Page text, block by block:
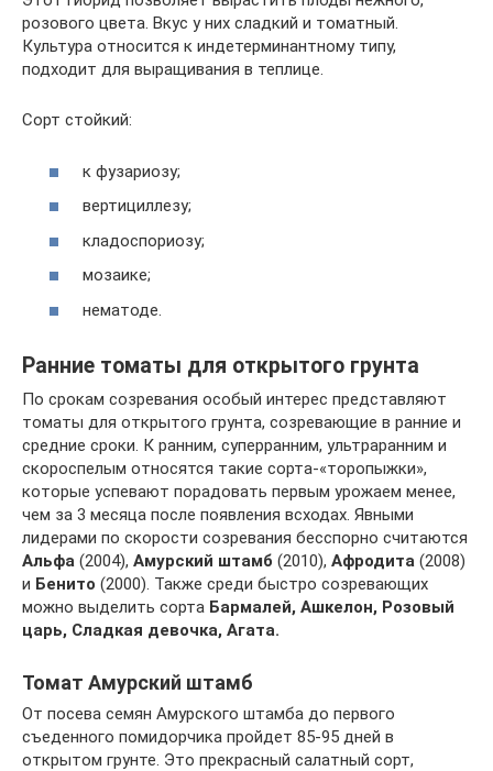
розового цвета. Вкус у них сладкий и томатный.
Культура относится к индетерминантному типу,
подходит для выращивания в теплице.
Сорт стойкий:
к фузариозу;
вертициллезу;
кладоспориозу;
мозаике;
нематоде.
Ранние томаты для открытого грунта
По срокам созревания особый интерес представляют
томаты для открытого грунта, созревающие в ранние и
средние сроки. К ранним, суперранним, ультраранним и
скороспелым относятся такие сорта-«торопыжки»,
которые успевают порадовать первым урожаем менее,
чем за 3 месяца после появления всходах. Явными
лидерами по скорости созревания бесспорно считаются
Альфа (2004), Амурский штамб (2010), Афродита (2008)
и Бенито (2000). Также среди быстро созревающих
можно выделить сорта Бармалей, Ашкелон, Розовый
царь, Сладкая девочка, Агата.
Томат Амурский штамб
От посева семян Амурского штамба до первого
съеденного помидорчика пройдет 85-95 дней в
открытом грунте. Это прекрасный салатный сорт,